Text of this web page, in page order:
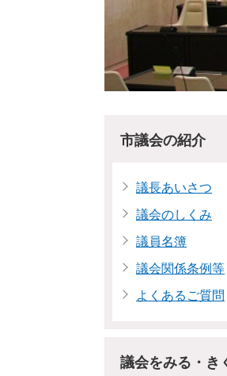
市議会の紹介
議長あいさつ
議会のしくみ
議員名簿
議会関係条例等
よくあるご質問
議会をみる・き